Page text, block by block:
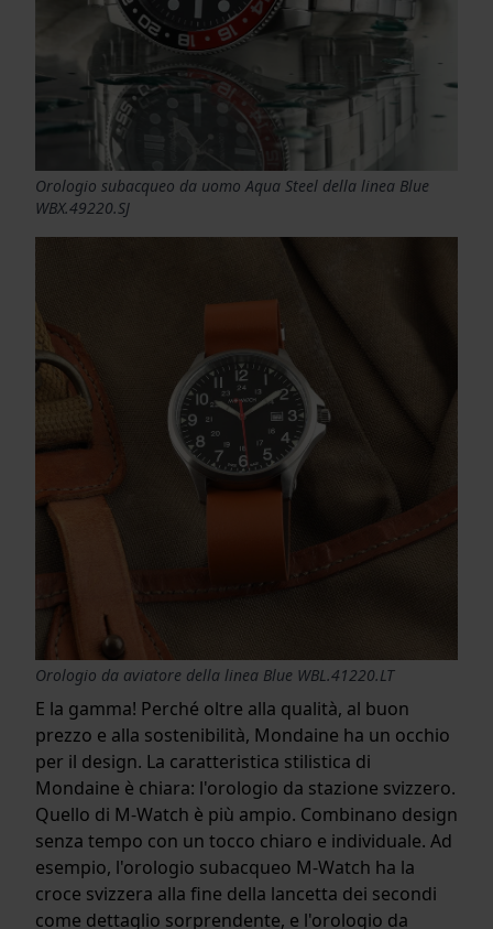
Orologio subacqueo da uomo Aqua Steel della linea Blue
WBX.49220.SJ
Orologio da aviatore della linea Blue WBL.41220.LT
E la gamma! Perché oltre alla qualità, al buon
prezzo e alla sostenibilità, Mondaine ha un occhio
per il design. La caratteristica stilistica di
Mondaine è chiara: l'orologio da stazione svizzero.
Quello di M-Watch è più ampio. Combinano design
senza tempo con un tocco chiaro e individuale. Ad
esempio, l'orologio subacqueo M-Watch ha la
croce svizzera alla fine della lancetta dei secondi
come dettaglio sorprendente, e l'orologio da